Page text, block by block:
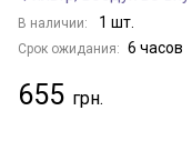
В наличии: 1 шт.
Срок ожидания: 6 часов
655